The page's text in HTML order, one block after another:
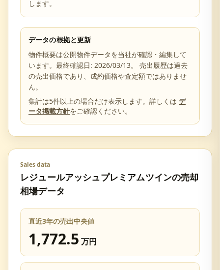
します。
データの根拠と更新
物件概要は公開物件データを当社が確認・編集して
います。最終確認日: 2026/03/13。 売出履歴は過去
の売出価格であり、成約価格や査定額ではありませ
ん。
集計は5件以上の場合だけ表示します。詳しくは デ
ータ掲載方針をご確認ください。
Sales data
レジュールアッシュプレミアムツインの売却
相場データ
直近3年の売出中央値
1,772.5 万円